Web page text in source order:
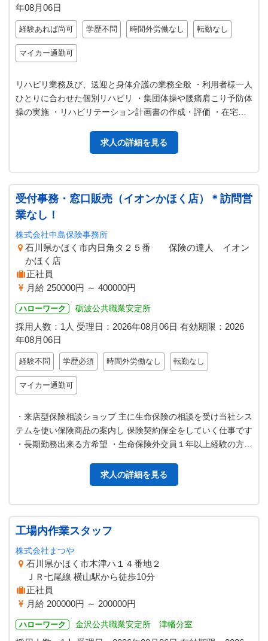
年08月06日
経験あれば尚可 学歴不問 時間外労働なし 転勤なし
マイカー通勤可
リハビリ業務及び、送迎と身体介護の業務全般 ・利用者様一人
ひとりに合わせた個別リハビリ ・集団体操や腰痛肩こり予防体
操の実施 ・リハビリテーション計画書の作成・評価 ・在宅生
求人の詳細を見る
受付事務・窓口販売（イオンかほく店）＊訪問営
業なし！
株式会社中島保険事務所
石川県かほく市内日角タ２５番 保険の達人 イオン
かほく店
正社員
月給 250000円 ～ 400000円
ハローワーク 砺波公共職業安定所
採用人数：1人 受理日： 2026年08月06日 有効期限： 2026
年08月06日
経験不問 学歴必須 時間外労働なし 転勤なし
マイカー通勤可
・来店型保険相談ショップ 主に生命保険の相談を受け当社シス
テムを使い保険商品の案内し 保険契約保全をしていく仕事です
・長期勤務出来る方希望 ・生命保険外交員１年以上経験の方優
求人の詳細を見る
工場内作業スタッフ
株式会社まつや
石川県かほく市木津ハ１４番地２
ＪＲ七尾線 横山駅から徒歩10分
正社員
月給 200000円 ～ 200000円
ハローワーク 金沢公共職業安定所 津幡分室